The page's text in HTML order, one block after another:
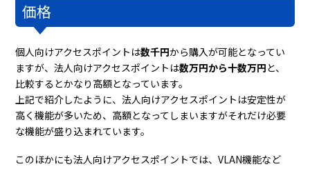
価格
個人向けアクセスポイントは数千円から購入が可能となってい
ますが、法人向けアクセスポイントは数万円から十数万円と、
比較するとかなり高額となっています。
上記で紹介したように、法人向けアクセスポイントは安定性が
高く機能が多いため、高額となってしまいますがそれだけ必要
な機能が盛り込まれています。
このほかにも法人向けアクセスポイントでは、VLAN機能など